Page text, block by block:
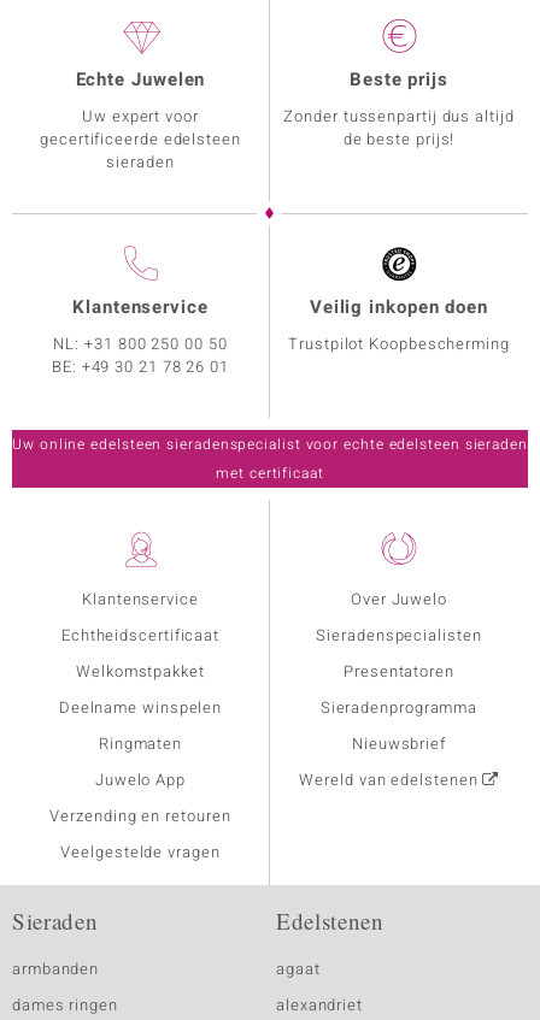
Klantenservice
Echtheidscertificaat
Welkomstpakket
Deelname winspelen
Ringmaten
Juwelo App
Verzending en retouren
Veelgestelde vragen
Over Juwelo
Sieradenspecialisten
Presentatoren
Sieradenprogramma
Nieuwsbrief
Wereld van edelstenen
Echte Juwelen
Uw expert voor
gecertificeerde edelsteen
sieraden
Beste prijs
Zonder tussenpartij dus altijd
de beste prijs!
Klantenservice
NL:+31 800 250 00 50
BE: +49 30 21 78 26 01
Veilig inkopen doen
Trustpilot Koopbescherming
Uw online edelsteen sieradenspecialist voor echte edelsteen sieraden
met certificaat
Sieraden
armbanden
dames ringen
Edelstenen
agaat
alexandriet